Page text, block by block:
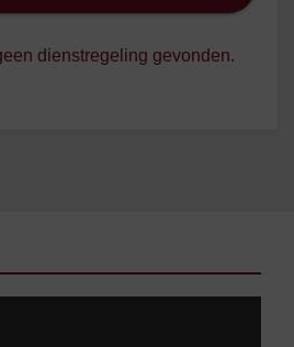
dienstregeling gevonden.